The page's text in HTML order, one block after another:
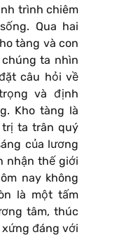
trình chiêm
Qua hai
tàng và con
ta nhìn
câu hỏi về
và định
Kho tàng là
ta trân quý
của lương
nhận thế giới
nay không
là một tấm
tâm, thúc
đáng với